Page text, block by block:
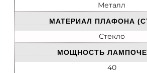
Металл
МАТЕРИАЛ ПЛАФОНА
Стекло
МОЩНОСТЬ
40